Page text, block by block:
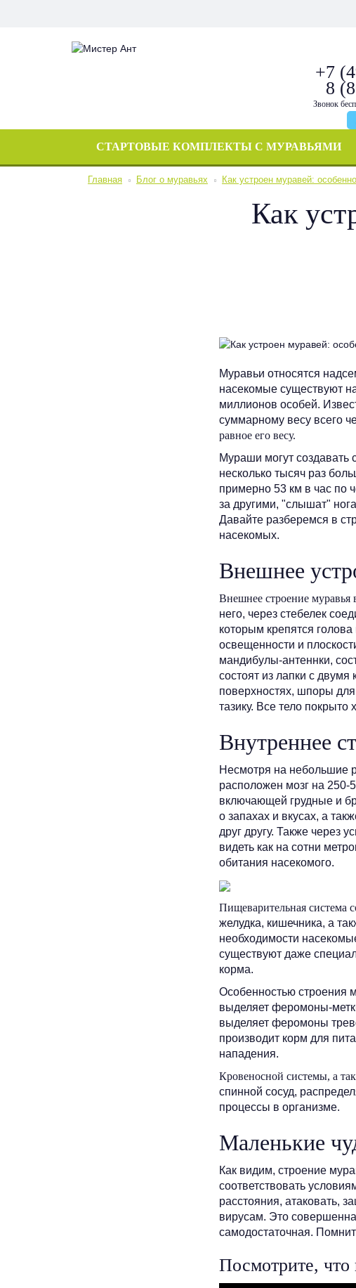
+7
8
Звонок
СТАРТОВЫЕ КОМПЛЕКТЫ С МУРАВЬЯМИ
Главная Блог о муравьях Как устроен муравей:
Как
Муравьи относятся
насекомые существуют
миллионов особей.
суммарному весу всего
равное его весу.
Мураши могут создавать
несколько тысяч раз
примерно 53 км в час по
за другими, "слышат"
Давайте разберемся в
насекомых.
Внешнее
Внешнее строение
него, через стебелек
которым крепятся
освещенности и
мандибулы-антеннки,
состоят из лапки с
поверхностях, шпоры для
тазику. Все тело
Внутреннее
Несмотря на небольшие
расположен мозг на 250-
включающей грудные и
о запахах и вкусах, а
друг другу. Также через
видеть как на сотни
обитания насекомого.
Пищеварительная система
желудка, кишечника, а
необходимости
существуют даже
корма.
Особенностью строения
выделяет феромоны-
выделяет феромоны
производит корм для
нападения.
Кровеносной системы, а
спинной сосуд,
процессы в организме.
Маленькие
Как видим, строение
соответствовать
расстояния, атаковать,
вирусам. Это
самодостаточная.
Посмотрите, что